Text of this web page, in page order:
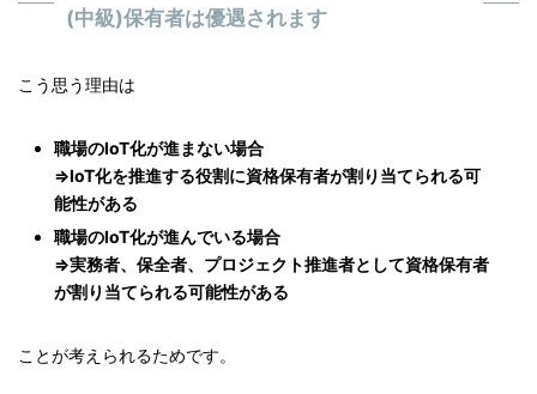
(中級)保有者は優遇されます
こう思う理由は
職場のIoT化が進まない場合
⇒IoT化を推進する役割に資格保有者が割り当てられる可
能性がある
職場のIoT化が進んでいる場合
⇒実務者、保全者、プロジェクト推進者として資格保有者
が割り当てられる可能性がある
ことが考えられるためです。